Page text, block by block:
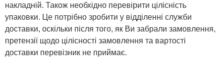
накладній. Також необхідно перевірити цілісність
упаковки. Це потрібно зробити у відділенні служби
доставки, оскільки після того, як Ви забрали замовлення,
претензії щодо цілісності замовлення та вартості
доставки перевізник не приймає.